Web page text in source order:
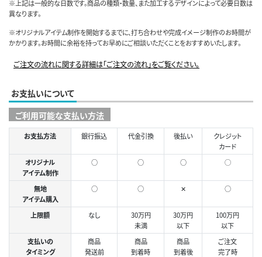
※上記は一般的な日数です。商品の種類・数量、また加工するデザインによって必要日数は
異なります。
※オリジナルアイテム制作を開始するまでに、打ち合わせや完成イメージ制作のお時間が
かかります。お時間に余裕を持ってお早めにご相談いただくことをおすすめいたします。
ご注文の流れに関する詳細は「ご注文の流れ」をご覧ください。
お支払いについて
ご利用可能な支払い方法
お支払方法 銀行振込 代金引換 後払い
クレジット
カード
オリジナル
アイテム制作
○ ○ ○ ◯
無地
アイテム購入
○ ○ ✕ ○
上限額 なし
30万円
未満
30万円
以下
100万円
以下
支払いの
タイミング
商品
発送前
商品
到着時
商品
到着後
ご注文
完了時